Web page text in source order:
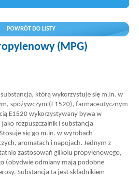
POWRÓT DO LISTY
(MPG)
którą wykorzystuje się m.in. w
spożywczym (E1520), farmaceutycznym
E1520 wykorzystywany bywa w
rozpuszczalnik i substancja
się go m.in. w wyrobach
aromatach i napojach. Jednym z
zastosowań glikolu propylenowego,
(obydwie odmiany mają podobne
Substancja ta jest składnikiem